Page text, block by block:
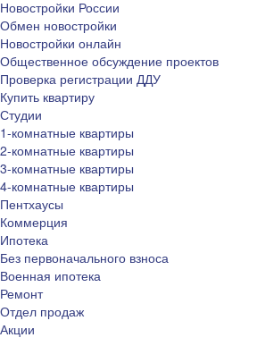
Новостройки России
Обмен новостройки
Новостройки онлайн
Общественное обсуждение проектов
Проверка регистрации ДДУ
Купить квартиру
Студии
1-комнатные квартиры
2-комнатные квартиры
3-комнатные квартиры
4-комнатные квартиры
Пентхаусы
Коммерция
Ипотека
Без первоначального взноса
Военная ипотека
Ремонт
Отдел продаж
Акции